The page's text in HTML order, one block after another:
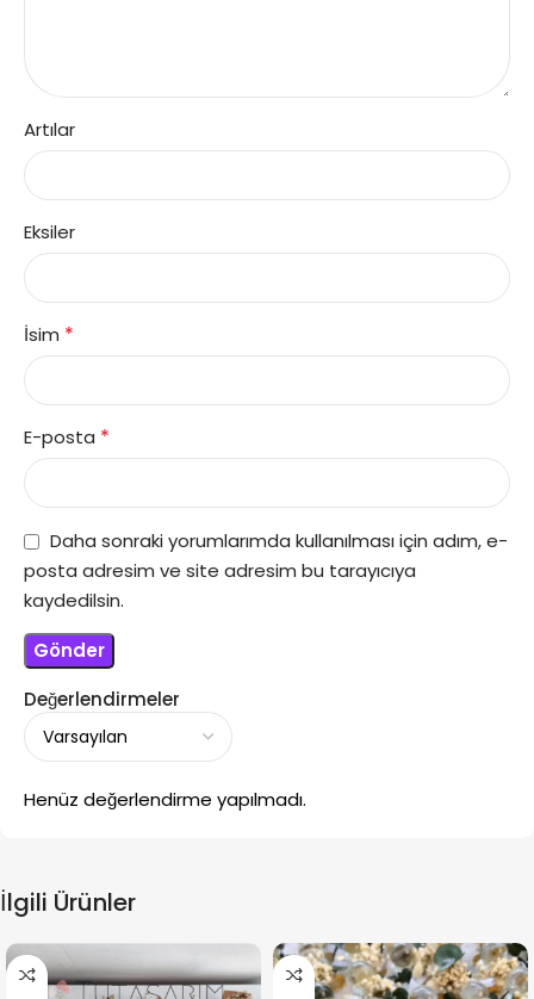
Değerlendirmeler
Henüz değerlendirme yapılmadı.
Artılar
Eksiler
İsim *
E-posta *
Daha sonraki yorumlarımda kullanılması için adım, e-
posta adresim ve site adresim bu tarayıcıya
kaydedilsin.
İlgili Ürünler